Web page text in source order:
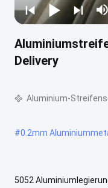
Delivery
Aluminium-
#0.2mm
5052